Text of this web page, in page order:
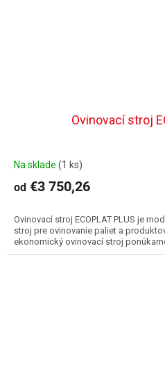
Ovinovací stroj
Na sklade (1 ks)
od €3 750,26
Ovinovací stroj ECOPLAT PLUS je
stroj pre ovinovanie paliet a
ekonomický ovinovací stroj ponúkame